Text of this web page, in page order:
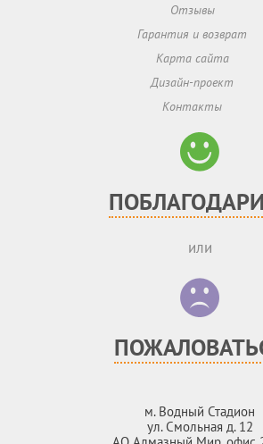
Отзывы
Гарантия и возврат
Карта сайта
Дизайн-проект
Контакты
или
м. Водный Стадион
ул. Смольная д. 12